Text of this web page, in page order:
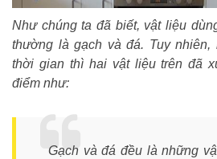
Như chúng ta đã biết, vật liệu
thường là gạch và đá. Tuy
thời gian thì hai vật liệu trên đã
điểm như:
Gạch và đá đều là những